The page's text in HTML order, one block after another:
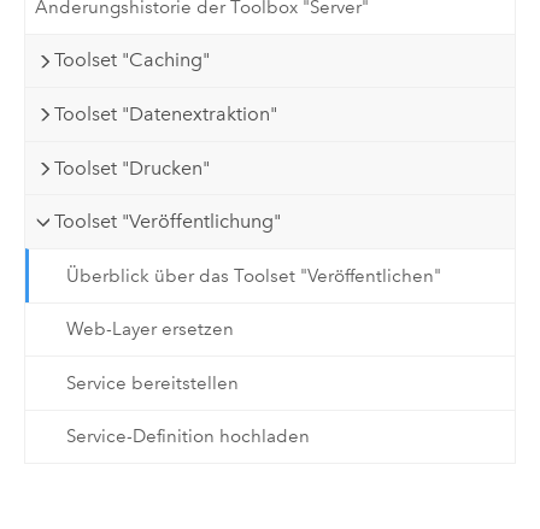
Änderungshistorie der Toolbox "Server"
Toolset "Caching"
Toolset "Datenextraktion"
Toolset "Drucken"
Toolset "Veröffentlichung"
Überblick über das Toolset "Veröffentlichen"
Web-Layer ersetzen
Service bereitstellen
Service-Definition hochladen